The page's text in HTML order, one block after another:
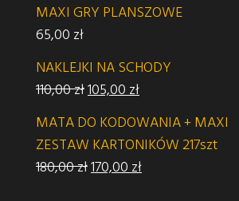
MAXI GRY PLANSZOWE
65,00 zł
NAKLEJKI NA SCHODY
110,00złPierwotna cena wynosiła:
105,00 złAktualna cena
MATA DO KODOWANIA + MAXI
ZESTAW KARTONIKÓW 217szt
180,00złPierwotna cena
170,00 złAktualna cena